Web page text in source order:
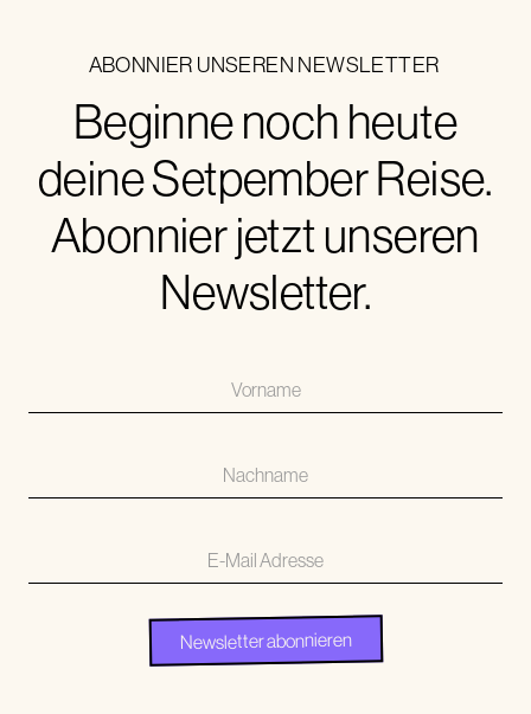
ABONNIER UNSEREN NEWSLETTER
Beginne noch heute
deine Setpember Reise.
Abonnier jetzt unseren
Newsletter.